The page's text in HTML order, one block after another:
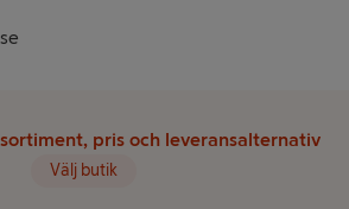
pris och leveransalternativ
Välj butik